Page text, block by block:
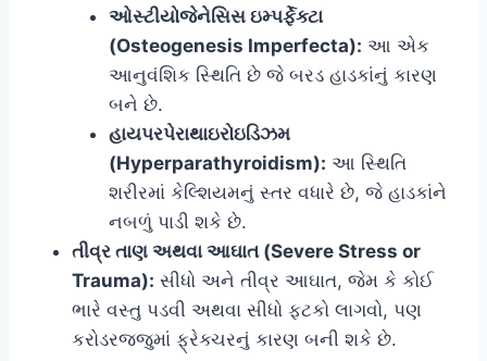
ઓસ્ટીયોજેનેસિસ ઇમ્પર્ફેક્ટા
(Osteogenesis Imperfecta): આ એક
આનુવંશિક સ્થિતિ છે જે બરડ હાડકાંનું કારણ
બને છે.
હાયપરપેરાથાઇરોઇડિઝમ
(Hyperparathyroidism): આ સ્થિતિ
શરીરમાં કેલ્શિયમનું સ્તર વધારે છે, જે હાડકાંને
નબળું પાડી શકે છે.
તીવ્ર તાણ અથવા આઘાત (Severe Stress or
Trauma): સીધો અને તીવ્ર આઘાત, જેમ કે કોઈ
ભારે વસ્તુ પડવી અથવા સીધો ફટકો લાગવો, પણ
કરોડરજ્જુમાં ફ્રેક્ચરનું કારણ બની શકે છે.